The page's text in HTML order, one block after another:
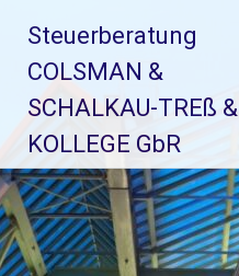
Inhalt
springen
Steuerberatung
COLSMAN &
SCHALKAU-TREß &
KOLLEGE GbR